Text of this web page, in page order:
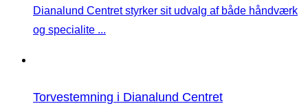
Dianalund Centret styrker sit udvalg af både håndværk
og specialite ...
Torvestemning i Dianalund Centret